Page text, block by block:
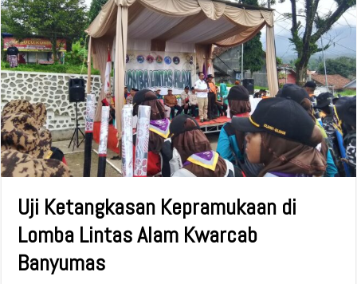
Uji Ketangkasan Kepramukaan di
Lomba Lintas Alam Kwarcab
Banyumas